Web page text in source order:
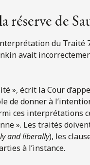
réserve de
du Traité
avait
», écrit la Cour
de donner à
ces interprétations
». Les traités
and liberally), les
à l’instance.